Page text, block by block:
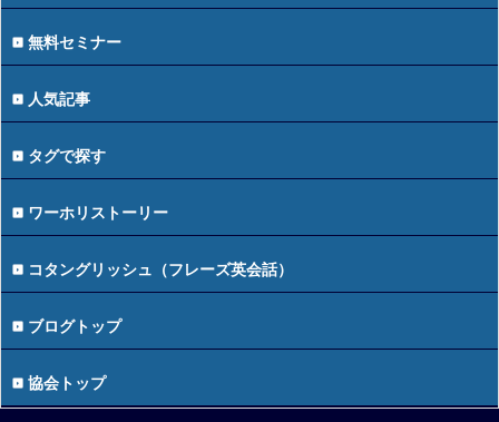
無料セミナー
人気記事
タグで探す
ワーホリストーリー
コタングリッシュ（フレーズ英会話）
ブログトップ
協会トップ